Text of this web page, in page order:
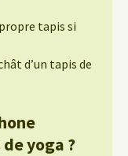
tapis si
d’un tapis de
yoga ?